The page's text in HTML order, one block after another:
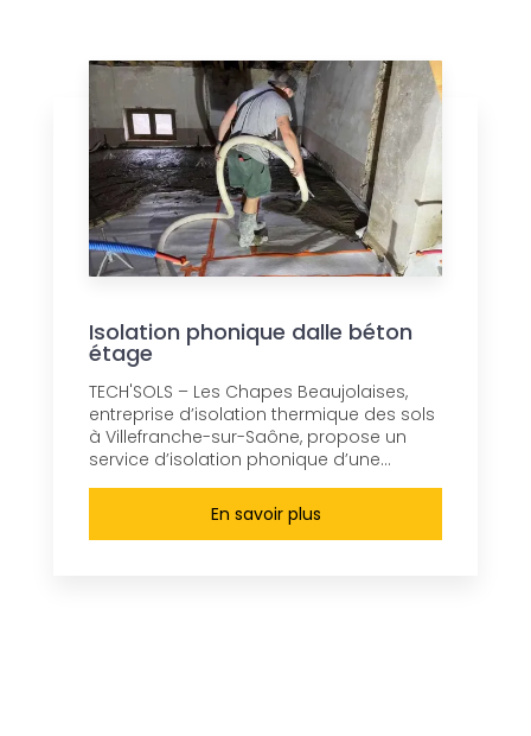
Isolation phonique dalle béton
étage
TECH'SOLS – Les Chapes Beaujolaises,
entreprise d’isolation thermique des sols
à Villefranche-sur-Saône, propose un
service d’isolation phonique d’une...
En savoir plus